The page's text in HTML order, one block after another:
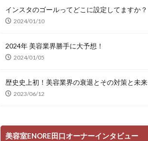
インスタのゴールってどこに設定してますか？
2024/01/10
2024年 美容業界勝手に大予想！
2024/01/05
歴史史上初！美容業界の衰退とその対策と未来
2023/06/12
美容室ENORE田口オーナーインタビュー